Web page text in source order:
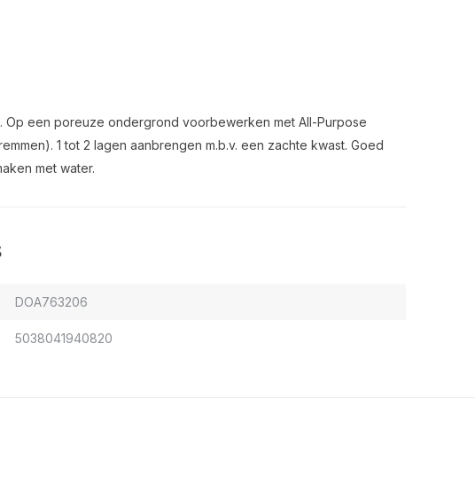
een poreuze ondergrond voorbewerken met All-Purpose
1 tot 2 lagen aanbrengen m.b.v. een zachte kwast. Goed
met water.
DOA763206
5038041940820